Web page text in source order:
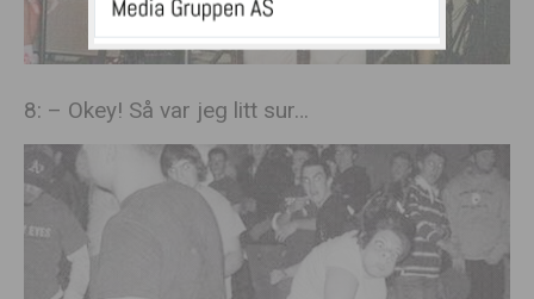
8: – Okey! Så var jeg litt sur…